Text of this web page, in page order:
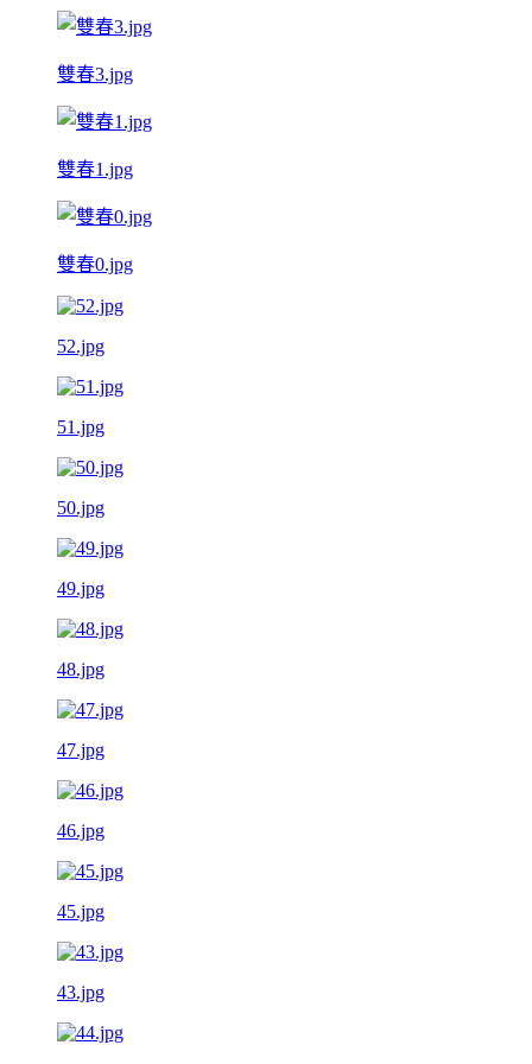
雙春3.jpg
雙春1.jpg
雙春0.jpg
52.jpg
51.jpg
50.jpg
49.jpg
48.jpg
47.jpg
46.jpg
45.jpg
43.jpg